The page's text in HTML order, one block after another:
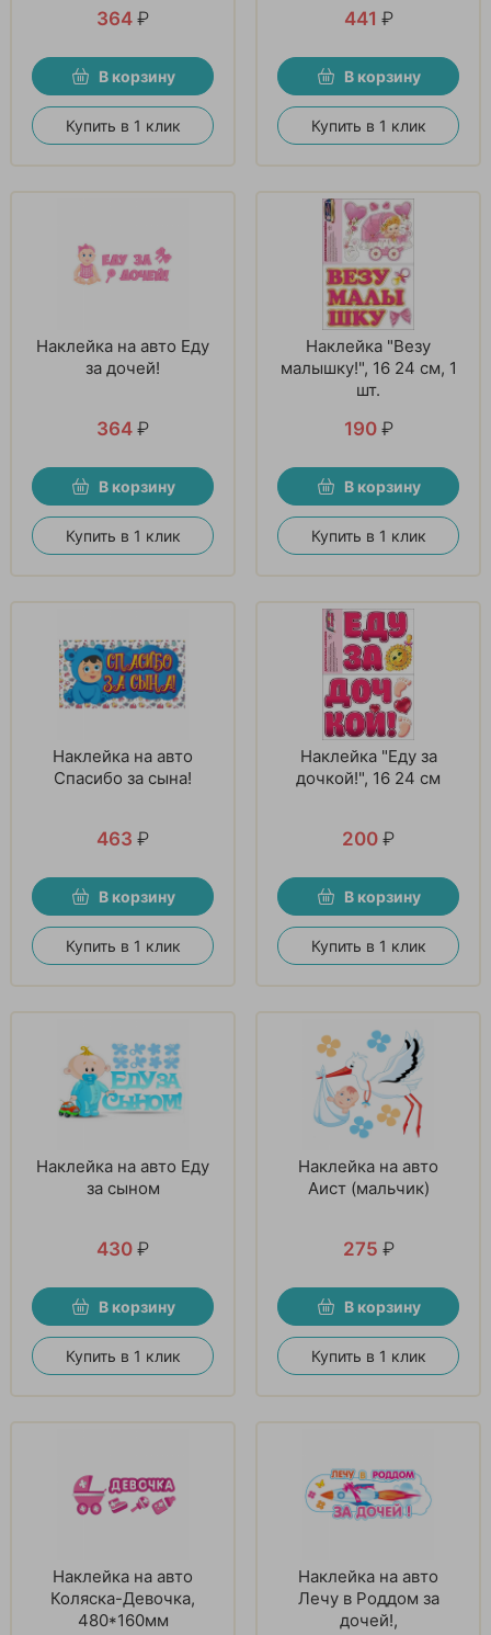
364 ₽
В корзину
Купить в 1 клик
441 ₽
В корзину
Купить в 1 клик
Наклейка на авто Еду
за дочей!
364 ₽
В корзину
Купить в 1 клик
Наклейка "Везу
малышку!", 16 24 см, 1
шт.
190 ₽
В корзину
Купить в 1 клик
Наклейка на авто
Спасибо за сына!
463 ₽
В корзину
Купить в 1 клик
Наклейка "Еду за
дочкой!", 16 24 см
200 ₽
В корзину
Купить в 1 клик
Наклейка на авто Еду
за сыном
430 ₽
В корзину
Купить в 1 клик
Наклейка на авто
Аист (мальчик)
275 ₽
В корзину
Купить в 1 клик
Наклейка на авто
Коляска-Девочка,
480*160мм
Наклейка на авто
Лечу в Роддом за
дочей!,